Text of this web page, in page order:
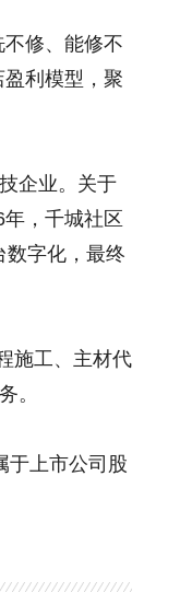
修、能修不
利模型，聚
企业。关于
，千城社区
数字化，最终
施工、主材代
。
于上市公司股